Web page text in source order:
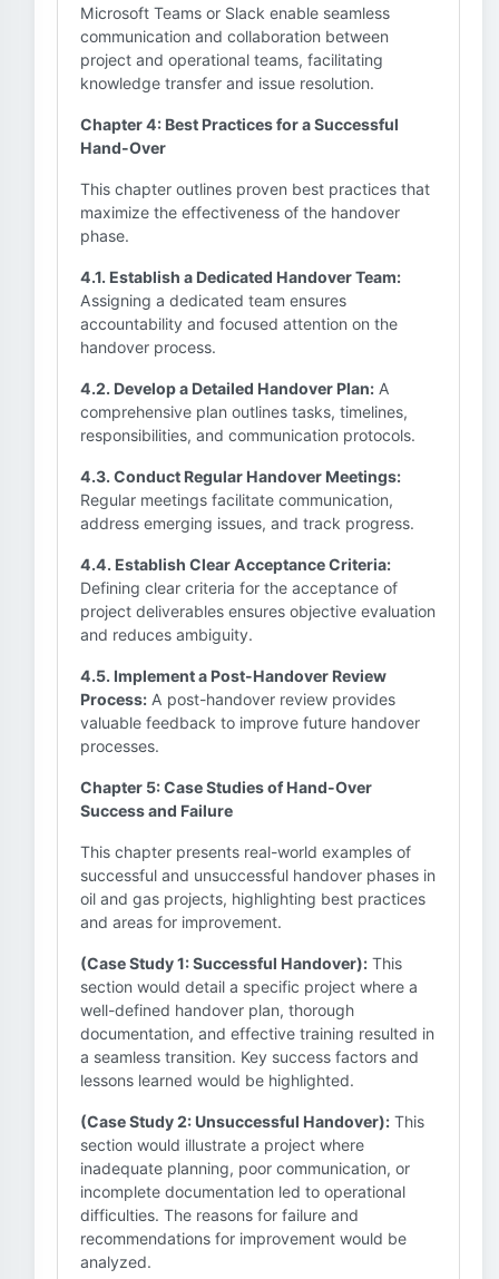
Microsoft Teams or Slack enable seamless
communication and collaboration between
project and operational teams, facilitating
knowledge transfer and issue resolution.
Chapter 4: Best Practices for a Successful
Hand-Over
This chapter outlines proven best practices that
maximize the effectiveness of the handover
phase.
4.1. Establish a Dedicated Handover Team:
Assigning a dedicated team ensures
accountability and focused attention on the
handover process.
4.2. Develop a Detailed Handover Plan: A
comprehensive plan outlines tasks, timelines,
responsibilities, and communication protocols.
4.3. Conduct Regular Handover Meetings:
Regular meetings facilitate communication,
address emerging issues, and track progress.
4.4. Establish Clear Acceptance Criteria:
Defining clear criteria for the acceptance of
project deliverables ensures objective evaluation
and reduces ambiguity.
4.5. Implement a Post-Handover Review
Process: A post-handover review provides
valuable feedback to improve future handover
processes.
Chapter 5: Case Studies of Hand-Over
Success and Failure
This chapter presents real-world examples of
successful and unsuccessful handover phases in
oil and gas projects, highlighting best practices
and areas for improvement.
(Case Study 1: Successful Handover): This
section would detail a specific project where a
well-defined handover plan, thorough
documentation, and effective training resulted in
a seamless transition. Key success factors and
lessons learned would be highlighted.
(Case Study 2: Unsuccessful Handover): This
section would illustrate a project where
inadequate planning, poor communication, or
incomplete documentation led to operational
difficulties. The reasons for failure and
recommendations for improvement would be
analyzed.